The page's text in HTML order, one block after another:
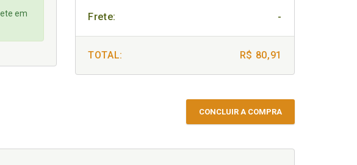
em
Frete: -
TOTAL: R$ 80,91
CONCLUIR A COMPRA